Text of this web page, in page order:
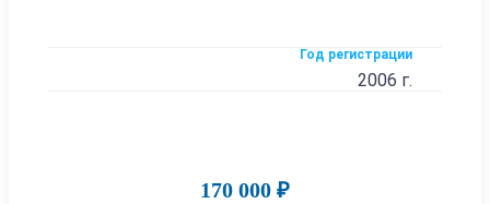
Год регистрации
2006 г.
170 000 ₽